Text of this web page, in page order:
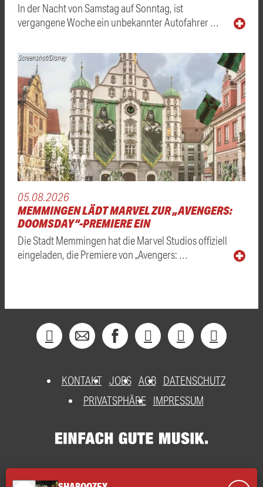
In der Nacht von Samstag auf Sonntag, ist
vergangene Woche ein unbekannter Autofahrer …
Screenshot/Disney
05.08.2026
MEMMINGEN LÄDT MARVEL ZUR „AVENGERS:
DOOMSDAY“-PREMIERE EIN
Die Stadt Memmingen hat die Marvel Studios offiziell
eingeladen, die Premiere von „Avengers: …
KONTAKT JOBS AGB DATENSCHUTZ
PRIVATSPHÄRE
IMPRESSUM